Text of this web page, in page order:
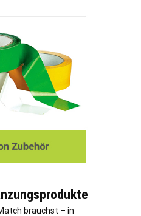
brauchst – in